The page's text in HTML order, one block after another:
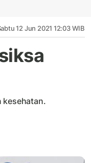
12 Jun 2021 12:03 WIB
kesehatan.